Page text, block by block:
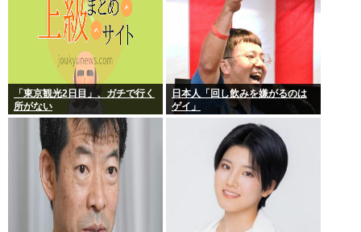
「東京観光2日目」、ガチで行く
所がない
日本人「回し飲みを嫌がるのは
ゲイ」